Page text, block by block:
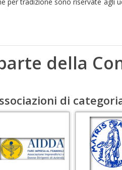
della
di